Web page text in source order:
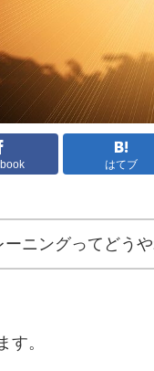
はてブ
ーニングってどう
す。